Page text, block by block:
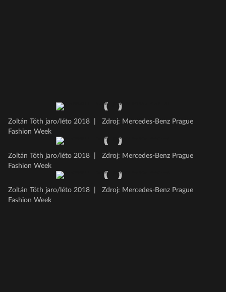
Zoltán Tóth jaro/léto 2018
Zdroj: Mercedes-Benz Prague
Fashion Week
Zoltán Tóth jaro/léto 2018
Zdroj: Mercedes-Benz Prague
Fashion Week
Zoltán Tóth jaro/léto 2018
Zdroj: Mercedes-Benz Prague
Fashion Week